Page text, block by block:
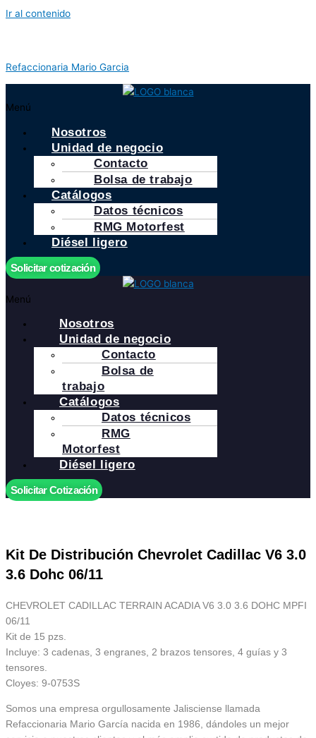
Ir al contenido
Refaccionaria Mario Garcia
Menú
Nosotros
Unidad de negocio
Contacto
Bolsa de trabajo
Catálogos
Datos técnicos
RMG Motorfest
Diésel ligero
Solicitar cotización
Menú
Nosotros
Unidad de negocio
Contacto
Bolsa de
trabajo
Catálogos
Datos técnicos
RMG
Motorfest
Diésel ligero
Solicitar Cotización
Kit De Distribución Chevrolet Cadillac V6 3.0
3.6 Dohc 06/11
CHEVROLET CADILLAC TERRAIN ACADIA V6 3.0 3.6 DOHC MPFI
06/11
Kit de 15 pzs.
Incluye: 3 cadenas, 3 engranes, 2 brazos tensores, 4 guías y 3
tensores.
Cloyes: 9-0753S
Somos una empresa orgullosamente Jalisciense llamada
Refaccionaria Mario García nacida en 1986, dándoles un mejor